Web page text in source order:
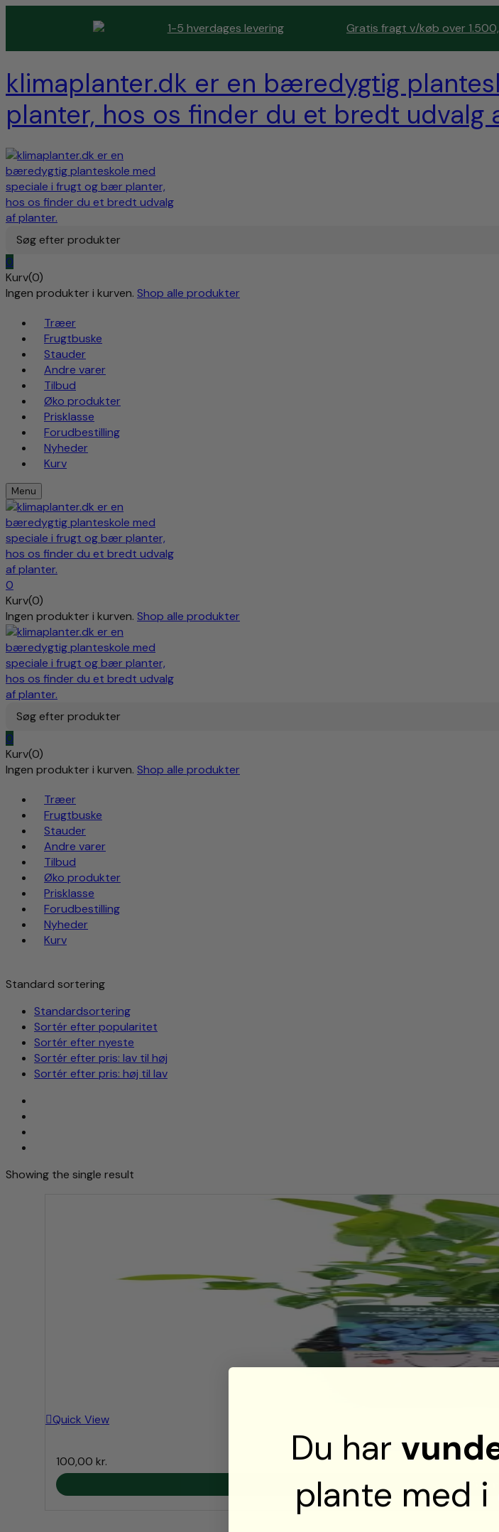
1-5 hverdages levering Gratis fragt v/køb over
klimaplanter.dk er en bæredygtig
planter, hos os finder du et bredt udvalg
Søg efter produkter
0
Kurv(0)
Ingen produkter i kurven. Shop alle produkter
Træer
Frugtbuske
Stauder
Andre varer
Tilbud
Øko produkter
Prisklasse
Forudbestilling
Nyheder
Kurv
Menu
0
Kurv(0)
Ingen produkter i kurven. Shop alle produkter
Søg efter produkter
0
Kurv(0)
Ingen produkter i kurven. Shop alle produkter
Træer
Frugtbuske
Stauder
Andre varer
Tilbud
Øko produkter
Prisklasse
Forudbestilling
Nyheder
Kurv
Standard sortering
Standardsortering
Sortér efter popularitet
Sortér efter nyeste
Sortér efter pris: lav til høj
Sortér efter pris: høj til lav
Showing the single result
Quick View
Blåbær ‘Bluecrop’
100,00 kr.
Se
Du har
plante med i